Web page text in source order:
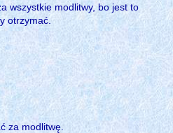
wszystkie modlitwy, bo jest to
otrzymać.
za modlitwę.